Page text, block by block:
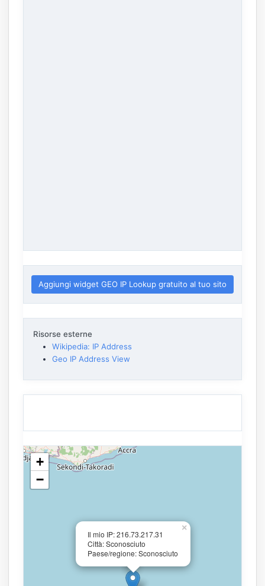
Aggiungi widget GEO IP Lookup gratuito al tuo sito
Risorse esterne
Wikipedia: IP Address
Geo IP Address View
Il mio IP: 216.73.217.31
Città: Sconosciuto
Paese/regione: Sconosciuto
×
+
−